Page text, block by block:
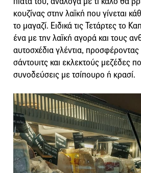
κουζίνας στην λαϊκή που γίνεται
το μαγαζί. Ειδικά τις Τετάρτες το
ένα με την λαϊκή αγορά και τους
αυτοσχέδια γλέντια,
σάντουιτς και εκλεκτούς μεζέδες
συνοδεύσεις με τσίπουρο ή κρασί.